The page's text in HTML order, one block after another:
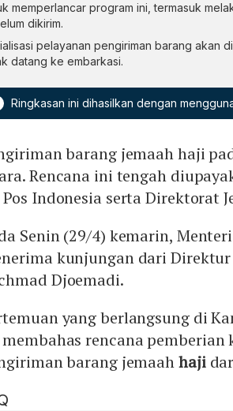
memperlancar program ini, termasuk
dikirim.
pelayanan pengiriman barang akan
datang ke embarkasi.
Ringkasan ini dihasilkan dengan
barang jemaah haji
Rencana ini tengah
Pos Indonesia serta Direktorat
Senin (29/4) kemarin,
kunjungan dari
Djoemadi.
yang berlangsung di
rencana pemberian
barang jemaahhaji